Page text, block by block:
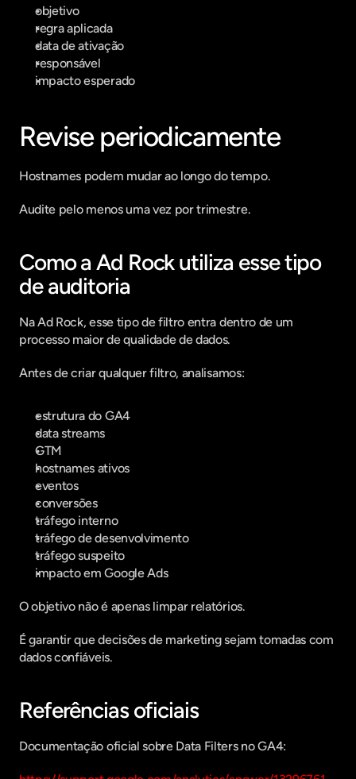
objetivo
regra aplicada
data de ativação
responsável
impacto esperado
Revise periodicamente
Hostnames podem mudar ao longo do tempo.
Audite pelo menos uma vez por trimestre.
Como a Ad Rock utiliza esse tipo
de auditoria
Na Ad Rock, esse tipo de filtro entra dentro de um
processo maior de qualidade de dados.
Antes de criar qualquer filtro, analisamos:
estrutura do GA4
data streams
GTM
hostnames ativos
eventos
conversões
tráfego interno
tráfego de desenvolvimento
tráfego suspeito
impacto em Google Ads
O objetivo não é apenas limpar relatórios.
É garantir que decisões de marketing sejam tomadas com
dados confiáveis.
Referências oficiais
Documentação oficial sobre Data Filters no GA4: